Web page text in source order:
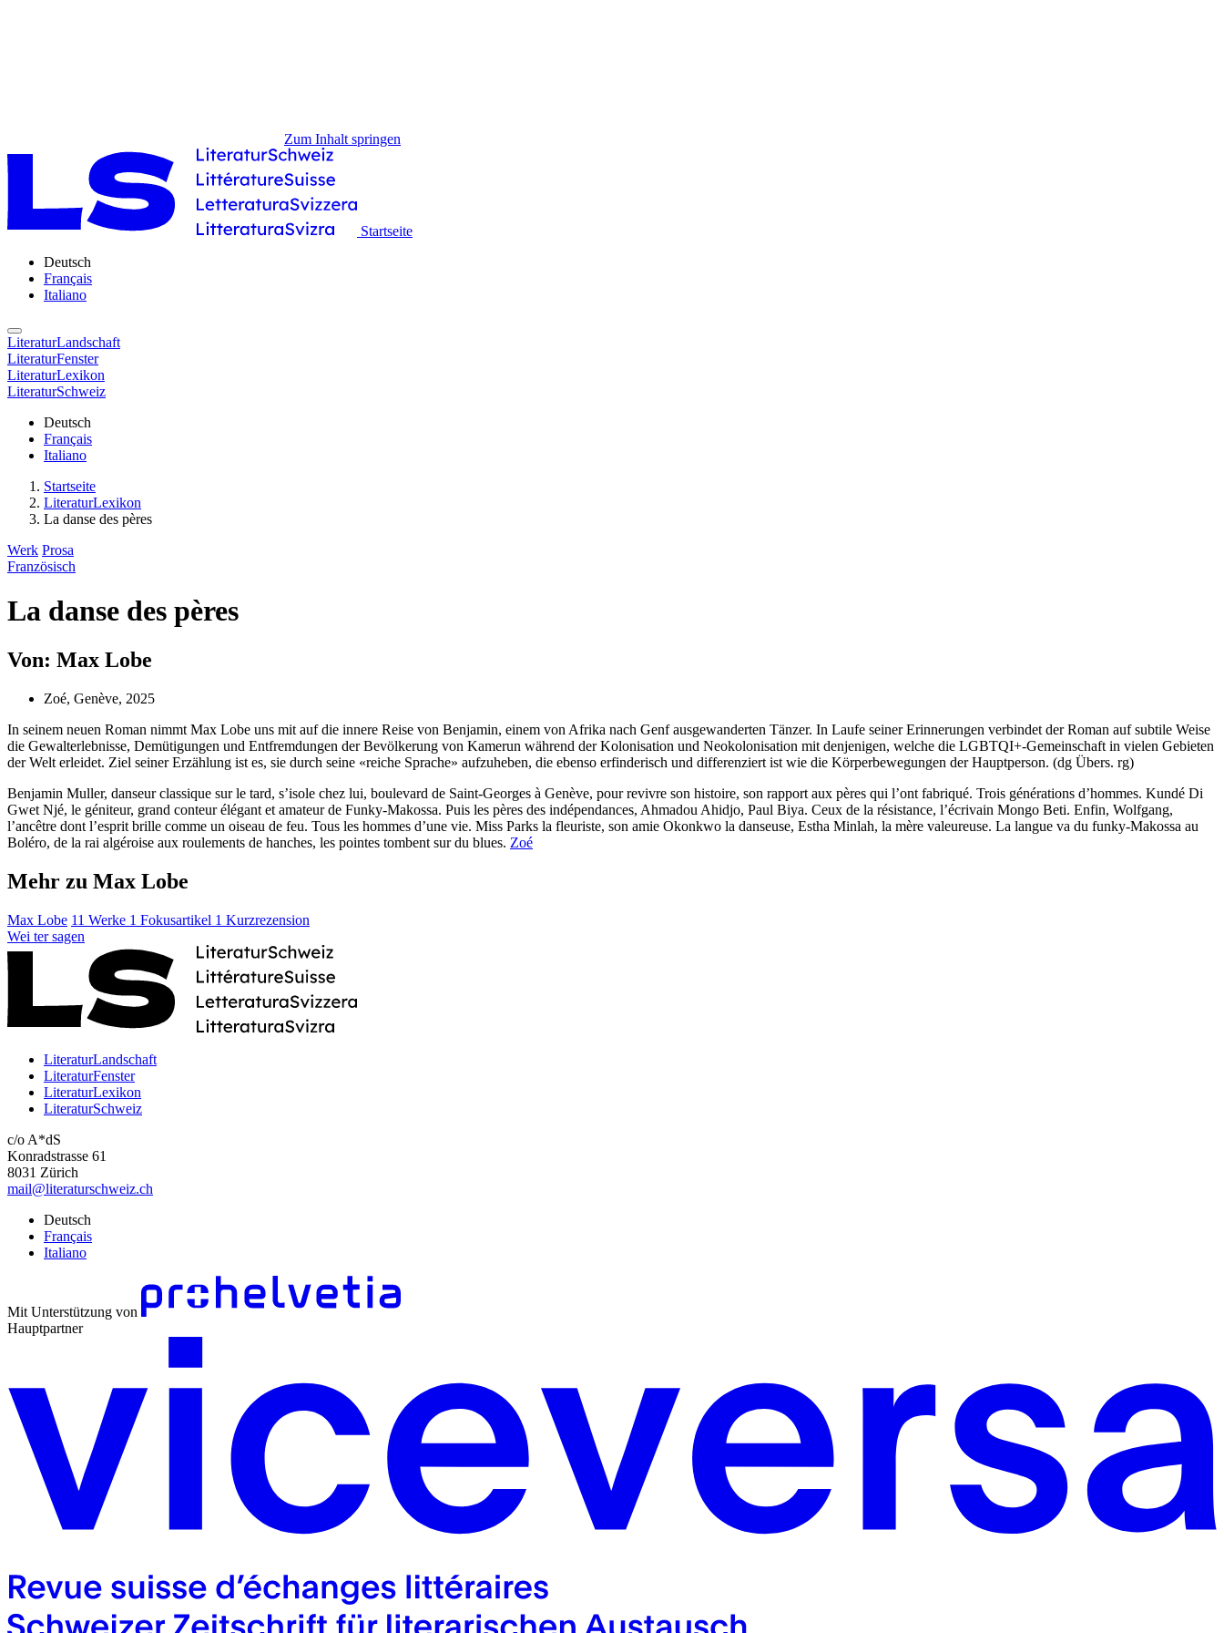
Zum Inhalt springen
Startseite
Deutsch
Français
Italiano
LiteraturLandschaft
LiteraturFenster
LiteraturLexikon
LiteraturSchweiz
Deutsch
Français
Italiano
Startseite
LiteraturLexikon
La danse des pères
Werk Prosa
Französisch
La danse des pères
Von: Max Lobe
Zoé, Genève, 2025
In seinem neuen Roman nimmt Max Lobe uns mit auf die innere Reise von Benjamin, einem von Afrika nach Genf ausgewanderten Tänzer. In Laufe seiner Erinnerungen verbindet der Roman auf subtile Weise
die Gewalterlebnisse, Demütigungen und Entfremdungen der Bevölkerung von Kamerun während der Kolonisation und Neokolonisation mit denjenigen, welche die LGBTQI+-Gemeinschaft in vielen Gebieten
der Welt erleidet. Ziel seiner Erzählung ist es, sie durch seine «reiche Sprache» aufzuheben, die ebenso erfinderisch und differenziert ist wie die Körperbewegungen der Hauptperson. (dg Übers. rg)
Benjamin Muller, danseur classique sur le tard, s’isole chez lui, boulevard de Saint-Georges à Genève, pour revivre son histoire, son rapport aux pères qui l’ont fabriqué. Trois générations d’hommes. Kundé Di
Gwet Njé, le géniteur, grand conteur élégant et amateur de Funky-Makossa. Puis les pères des indépendances, Ahmadou Ahidjo, Paul Biya. Ceux de la résistance, l’écrivain Mongo Beti. Enfin, Wolfgang,
l’ancêtre dont l’esprit brille comme un oiseau de feu. Tous les hommes d’une vie. Miss Parks la fleuriste, son amie Okonkwo la danseuse, Estha Minlah, la mère valeureuse. La langue va du funky-Makossa au
Boléro, de la rai algéroise aux roulements de hanches, les pointes tombent sur du blues. Zoé
Mehr zu Max Lobe
Max Lobe 11 Werke 1 Fokusartikel 1 Kurzrezension
Wei ter sagen
LiteraturLandschaft
LiteraturFenster
LiteraturLexikon
LiteraturSchweiz
c/o A*dS
Konradstrasse 61
8031 Zürich
mail@literaturschweiz.ch
Deutsch
Français
Italiano
Mit Unterstützung von
Hauptpartner